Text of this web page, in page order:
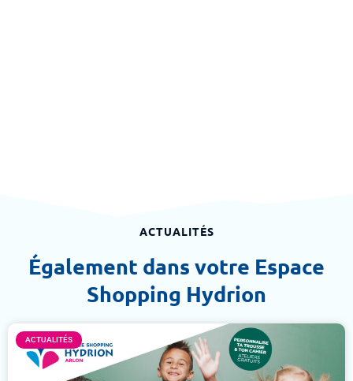
ACTUALITÉS
Également dans votre Espace
Shopping Hydrion
ACTUALITÉS